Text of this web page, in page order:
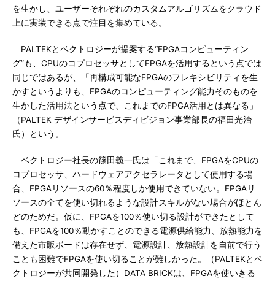
を生かし、ユーザーそれぞれのカスタムアルゴリズムをクラウド
上に実装できる点で注目を集めている。
PALTEKとベクトロジーが提案する“FPGAコンピューティン
グ”も、CPUのコプロセッサとしてFPGAを活用するという点では
同じではあるが、「再構成可能なFPGAのフレキシビリティを生
かすというよりも、FPGAのコンピューティング能力そのものを
生かした活用法という点で、これまでのFPGA活用とは異なる」
（PALTEK デザインサービスディビジョン事業部長の福田光治
氏）という。
ベクトロジー社長の篠田義一氏は「これまで、FPGAをCPUの
コプロセッサ、ハードウェアアクセラレータとして使用する場
合、FPGAリソースの60％程度しか使用できていない。FPGAリ
ソースの全てを使い切れるような設計スキルがない場合がほとん
どのためだ。仮に、FPGAを100％使い切る設計ができたとして
も、FPGAを100％動かすことのできる電源供給能力、放熱能力を
備えた市販ボードは存在せず、電源設計、放熱設計を自前で行う
ことも困難でFPGAを使い切ることが難しかった。（PALTEKとベ
クトロジーが共同開発した）DATA BRICKは、FPGAを使いきる